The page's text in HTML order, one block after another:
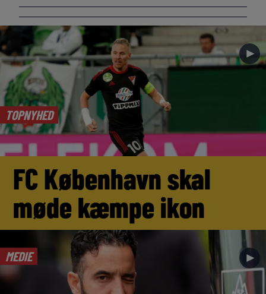
TOPNYHED
►
FC København skal
møde kæmpe ikon
MEDIE ►